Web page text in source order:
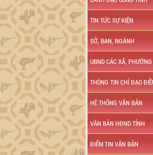
TIN TỨC SỰ KIỆN
SỞ, BAN, NGÀNH
UBND CÁC XÃ, PHƯỜNG
THÔNG TIN CHỈ ĐẠO
HỆ THỐNG VĂN BẢN
VĂN BẢN HĐND TỈNH
ĐIỂM TIN VĂN BẢN